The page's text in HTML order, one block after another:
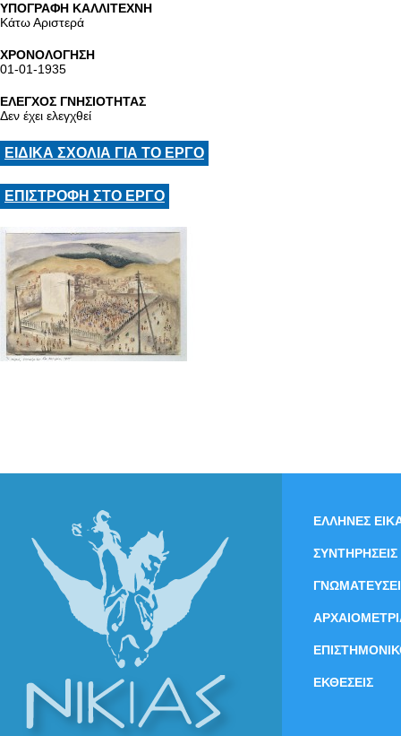
ΥΠΟΓΡΑΦΗ ΚΑΛΛΙΤΕΧΝΗ
Κάτω Αριστερά
ΧΡΟΝΟΛΟΓΗΣΗ
01-01-1935
ΕΛΕΓΧΟΣ ΓΝΗΣΙΟΤΗΤΑΣ
Δεν έχει ελεγχθεί
ΕΙΔΙΚΑ ΣΧΟΛΙΑ ΓΙΑ ΤΟ ΕΡΓΟ
ΕΠΙΣΤΡΟΦΗ ΣΤΟ ΕΡΓΟ
ΕΛΛΗΝΕΣ
ΣΥΝΤΗΡΗΣΕΙΣ
ΕΚΘΕΣΕΙΣ